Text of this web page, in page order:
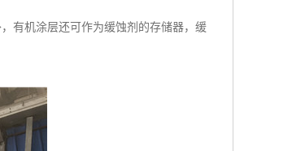
有机涂层还可作为缓蚀剂的存储器，缓